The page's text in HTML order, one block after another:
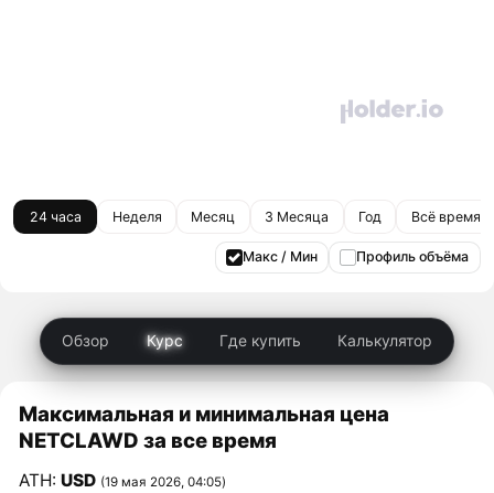
24 часа Неделя Месяц 3 Месяца Год Всё время
Макс / Мин Профиль объёма
Обзор Курс Где купить Калькулятор
Максимальная и минимальная цена
NETCLAWD за все время
ATH:USD (19 мая 2026, 04:05)